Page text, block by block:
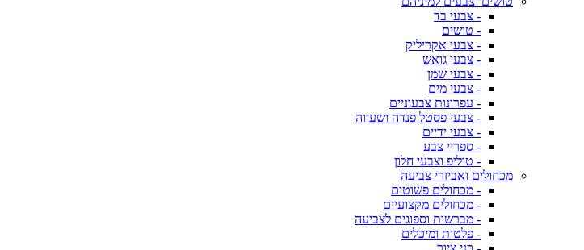
- צבעי בד
- טושים
- צבעי אקריליק
- צבעי גואש
- צבעי שמן
- צבעי מים
- עפרונות צבעוניים
- צבעי פסטל פנדה ושעווה
- צבעי ידיים
- ספריי צבע
- טוליפ וצבעי חלון
מכחולים ואביזרי צביעה
- מכחולים פשוטים
- מכחולים מקצועיים
- מברשות וספוגים לצביעה
- פלטות ומיכלים